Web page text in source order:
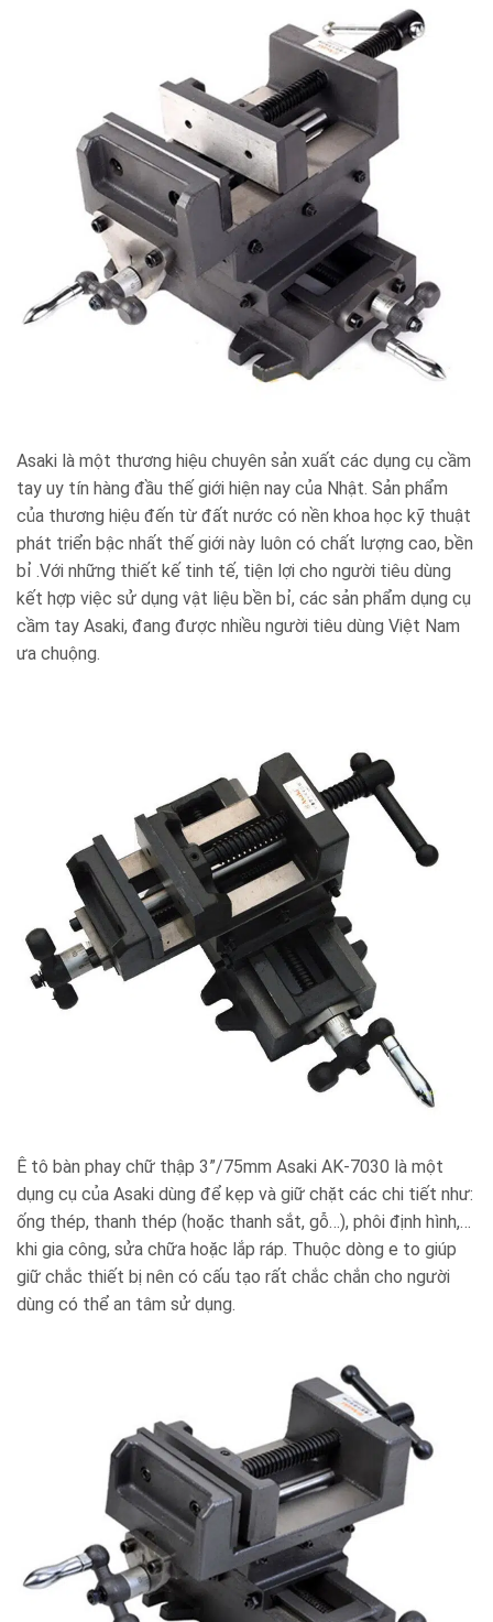
Asaki là một thương hiệu chuyên sản xuất các dụng cụ cầm
tay uy tín hàng đầu thế giới hiện nay của Nhật. Sản phẩm
của thương hiệu đến từ đất nước có nền khoa học kỹ thuật
phát triển bậc nhất thế giới này luôn có chất lượng cao, bền
bỉ .Với những thiết kế tinh tế, tiện lợi cho người tiêu dùng
kết hợp việc sử dụng vật liệu bền bỉ, các sản phẩm dụng cụ
cầm tay Asaki, đang được nhiều người tiêu dùng Việt Nam
ưa chuộng.
Ê tô bàn phay chữ thập 3”/75mm Asaki AK-7030 là một
dụng cụ của Asaki dùng để kẹp và giữ chặt các chi tiết như:
ống thép, thanh thép (hoặc thanh sắt, gỗ…), phôi định hình,…
khi gia công, sửa chữa hoặc lắp ráp. Thuộc dòng e to giúp
giữ chắc thiết bị nên có cấu tạo rất chắc chắn cho người
dùng có thể an tâm sử dụng.